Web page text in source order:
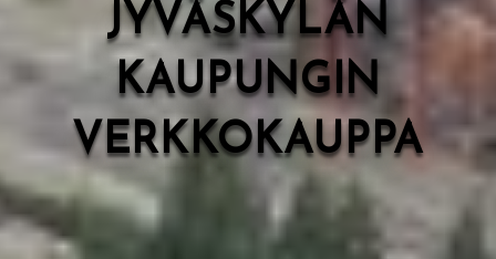
JYVÄSKYLÄN
KAUPUNGIN
VERKKOKAUPPA